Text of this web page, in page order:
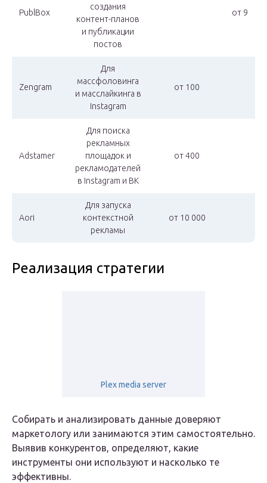
PublBox
создания
контент-планов
и публикации
постов
от 9
Zengram
Для
массфоловинга
и масслайкинга в
Instagram
от 100
Adstamer
Для поиска
рекламных
площадок и
рекламодателей
в Instagram и ВК
от 400
Aori
Для запуска
контекстной
рекламы
от 10 000
Реализация стратегии
Plex media server
Собирать и анализировать данные доверяют
маркетологу или занимаются этим самостоятельно.
Выявив конкурентов, определяют, какие
инструменты они используют и насколько те
эффективны.